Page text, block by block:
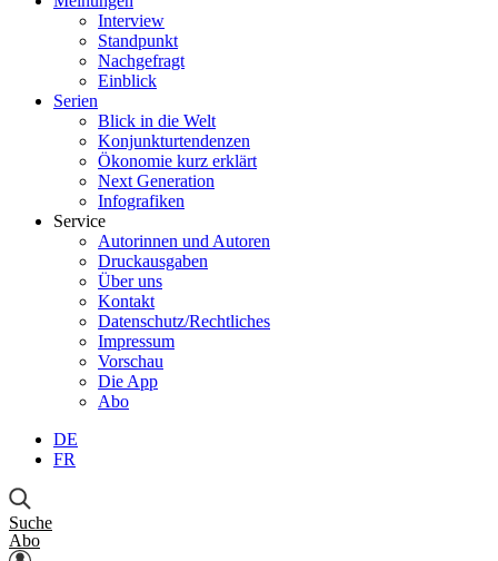
Interview
Standpunkt
Nachgefragt
Einblick
Serien
Blick in die Welt
Konjunkturtendenzen
Ökonomie kurz erklärt
Next Generation
Infografiken
Service
Autorinnen und Autoren
Druckausgaben
Über uns
Kontakt
Datenschutz/Rechtliches
Impressum
Vorschau
Die App
Abo
DE
FR
Suche
Abo